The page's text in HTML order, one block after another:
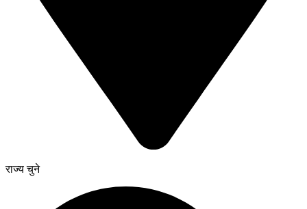
राज्य चुने